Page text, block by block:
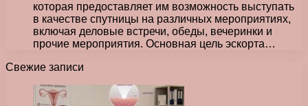
которая предоставляет им возможность выступать
в качестве спутницы на различных мероприятиях,
включая деловые встречи, обеды, вечеринки и
прочие мероприятия. Основная цель эскорта…
Свежие записи